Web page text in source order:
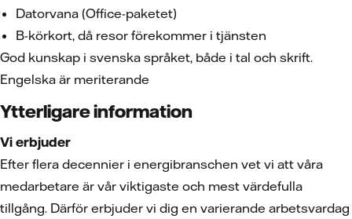
Datorvana (Office-paketet)
B-körkort, då resor förekommer i tjänsten
God kunskap i svenska språket, både i tal och skrift.
Engelska är meriterande
Ytterligare information
Vi erbjuder
Efter flera decennier i energibranschen vet vi att våra
medarbetare är vår viktigaste och mest värdefulla
tillgång. Därför erbjuder vi dig en varierande arbetsvardag